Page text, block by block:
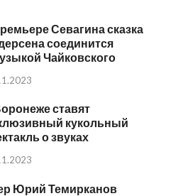
Севагина сказка
соединится
Чайковского
ставят
кукольный
о звуках
Юрий Темирканов